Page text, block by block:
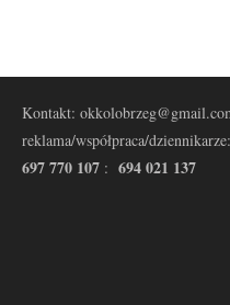
Kontakt:
reklama/współpraca/
697 770 107 : 694 021 137